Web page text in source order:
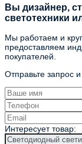
Вы дизайнер,
светотехники
Мы работаем и
предоставляем
покупателей.
Отправьте запрос
Интересует товар: